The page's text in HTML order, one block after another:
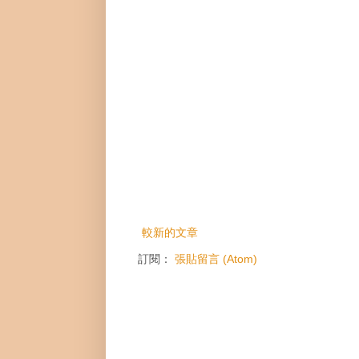
較新的文章
訂閱： 張貼留言 (Atom)